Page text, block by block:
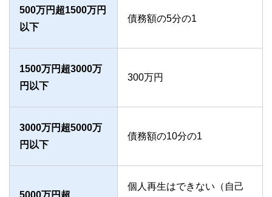
500万円超1500万円
以下
債務額の5分の1
1500万円超3000万
円以下
300万円
3000万円超5000万
円以下
債務額の10分の1
5000万円超
個人再生はできない（自己